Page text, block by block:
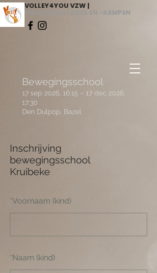
VOLLEY4YOU VZW |
VOLLEYBALSTAGES EN -KAMPEN
Inschrijving
bewegingsschool
Kruibeke
*Voornaam (kind)
*Naam (kind)
Bewegingsschool
17 sep 2026, 16:15 – 17 dec 2026,
17:30
Den Dulpop, Bazel